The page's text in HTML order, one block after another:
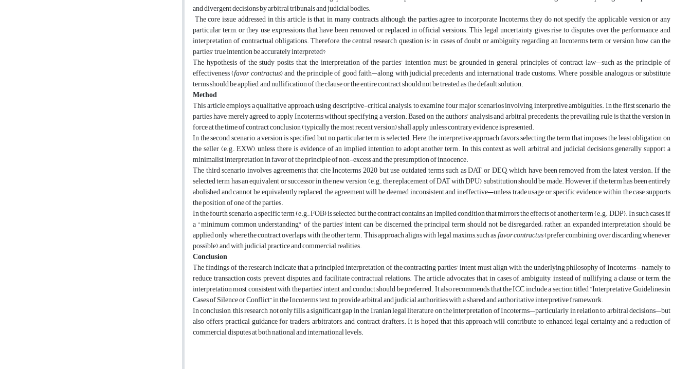
and divergent decisions by arbitral tribunals and judicial bodies.
The core issue addressed in this article is that, in many contracts, although the parties agree to incorporate Incoterms, they do not specify the applicable version or any
particular term, or they use expressions that have been removed or replaced in official versions. This legal uncertainty gives rise to disputes over the performance and
interpretation of contractual obligations. Therefore, the central research question is: in cases of doubt or ambiguity regarding an Incoterms term or version, how can the
parties' true intention be accurately interpreted?
The hypothesis of the study posits that the interpretation of the parties' intention must be grounded in general principles of contract law—such as the principle of
effectiveness (favor contractus) and the principle of good faith—along with judicial precedents and international trade customs. Where possible, analogous or substitute
terms should be applied, and nullification of the clause or the entire contract should not be treated as the default solution.
Method
This article employs a qualitative approach, using descriptive-critical analysis, to examine four major scenarios involving interpretive ambiguities. In the first scenario, the
parties have merely agreed to apply Incoterms without specifying a version. Based on the authors’ analysis and arbitral precedents, the prevailing rule is that the version in
force at the time of contract conclusion (typically the most recent version) shall apply unless contrary evidence is presented.
In the second scenario, a version is specified, but no particular term is selected. Here, the interpretive approach favors selecting the term that imposes the least obligation on
the seller (e.g., EXW), unless there is evidence of an implied intention to adopt another term. In this context as well, arbitral and judicial decisions generally support a
minimalist interpretation in favor of the principle of non-excess and the presumption of innocence.
The third scenario involves agreements that cite Incoterms 2020 but use outdated terms such as DAT or DEQ, which have been removed from the latest version. If the
selected term has an equivalent or successor in the new version (e.g., the replacement of DAT with DPU), substitution should be made. However, if the term has been entirely
abolished and cannot be equivalently replaced, the agreement will be deemed inconsistent and ineffective—unless trade usage or specific evidence within the case supports
the position of one of the parties.
In the fourth scenario, a specific term (e.g., FOB) is selected, but the contract contains an implied condition that mirrors the effects of another term (e.g., DDP). In such cases, if
a "minimum common understanding" of the parties’ intent can be discerned, the principal term should not be disregarded; rather, an expanded interpretation should be
applied only where the contract overlaps with the other term. This approach aligns with legal maxims, such asfavor contractus(prefer combining over discarding whenever
possible), and with judicial practice and commercial realities.
Conclusion
The findings of the research indicate that a principled interpretation of the contracting parties’ intent must align with the underlying philosophy of Incoterms—namely, to
reduce transaction costs, prevent disputes, and facilitate contractual relations. The article advocates that, in cases of ambiguity, instead of nullifying a clause or term, the
interpretation most consistent with the parties’ intent and conduct should be preferred. It also recommends that the ICC include a section titled “Interpretative Guidelines in
Cases of Silence or Conflict” in the Incoterms text, to provide arbitral and judicial authorities with a shared and authoritative interpretive framework.
In conclusion, this research not only fills a significant gap in the Iranian legal literature on the interpretation of Incoterms—particularly in relation to arbitral decisions—but
also offers practical guidance for traders, arbitrators, and contract drafters. It is hoped that this approach will contribute to enhanced legal certainty and a reduction of
commercial disputes at both national and international levels.